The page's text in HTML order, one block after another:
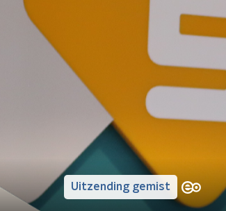
Uitzending gemist